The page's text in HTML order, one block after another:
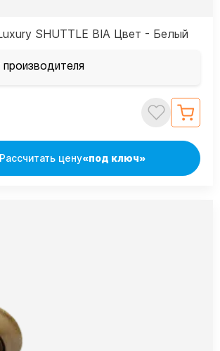
SHUTTLE BIA Цвет - Белый
Рассчитать цену«под ключ»